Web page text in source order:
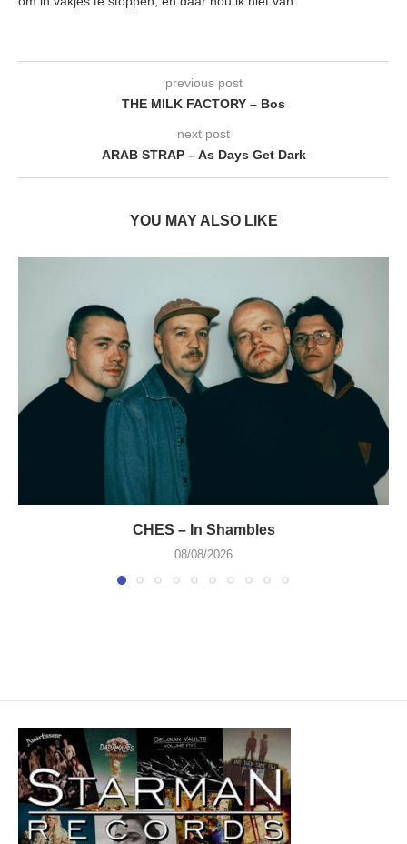
previous post
THE MILK FACTORY – Bos
next post
ARAB STRAP – As Days Get Dark
YOU MAY ALSO LIKE
CHES – In Shambles
08/08/2026